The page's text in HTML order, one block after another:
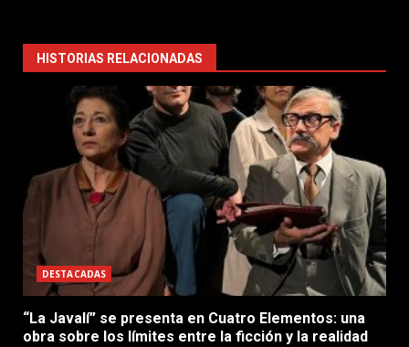
HISTORIAS RELACIONADAS
DESTACADAS
“La Javalí” se presenta en Cuatro Elementos: una
obra sobre los límites entre la ficción y la realidad